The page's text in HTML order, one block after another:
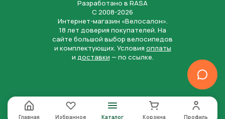
Разработано в RASA
С 2008-2026
Интернет-магазин «Велосалон».
18 лет доверия покупателей. На
сайте большой выбор велосипедов
и комплектующих. Условия оплаты
и доставки — по ссылке.
Главная Избранное Каталог Корзина Профиль
Нажимая на кнопку “Отправить заявку”, вы даете
согласие на обработку персональных данных и
соглашаетесь с политикой конфиденциальности